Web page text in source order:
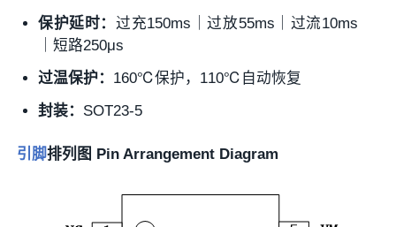
保护延时： 过充150ms｜过放55ms｜过流10ms
｜短路250μs
过温保护： 160℃保护，110℃自动恢复
封装： SOT23-5
引脚排列图 Pin Arrangement Diagram